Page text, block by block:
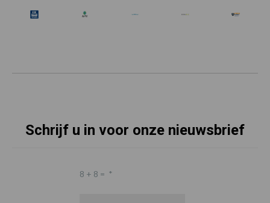
Schrijf u in voor onze nieuwsbrief
8 + 8 = *